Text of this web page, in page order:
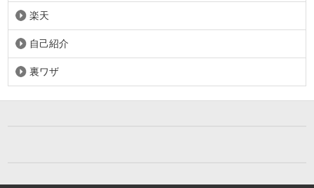
楽天
自己紹介
裏ワザ